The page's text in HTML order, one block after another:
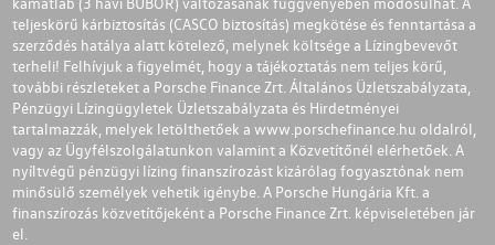
teljeskörű kárbiztosítás (CASCO biztosítás) megkötése és fenntartása a
szerződés hatálya alatt kötelező, melynek költsége a Lízingbevevőt
terheli! Felhívjuk a figyelmét, hogy a tájékoztatás nem teljes körű,
további részleteket a Porsche Finance Zrt. Általános Üzletszabályzata,
Pénzügyi Lízingügyletek Üzletszabályzata és Hirdetményei
tartalmazzák, melyek letölthetőek a www.porschefinance.hu oldalról,
vagy az Ügyfélszolgálatunkon valamint a Közvetítőnél elérhetőek. A
nyíltvégű pénzügyi lízing finanszírozást kizárólag fogyasztónak nem
minősülő személyek vehetik igénybe. A Porsche Hungária Kft. a
finanszírozás közvetítőjeként a Porsche Finance Zrt. képviseletében jár
el.